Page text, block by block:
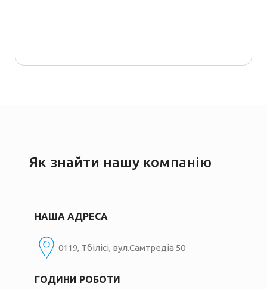
Як знайти нашу компанію
НАША АДРЕСА
0119, Тбілісі, вул.Самтредіа 50
ГОДИНИ РОБОТИ